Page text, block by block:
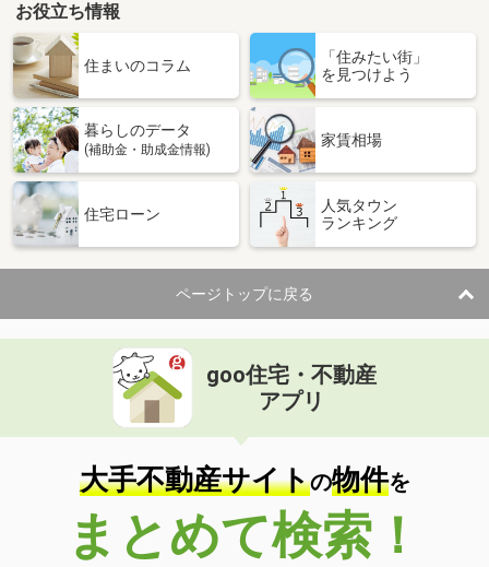
お役立ち情報
住まいのコラム
「住みたい街」
を見つけよう
暮らしのデータ
(補助金・助成金情報)
家賃相場
住宅ローン
人気タウン
ランキング
ページトップに戻る
goo住宅・不動産
アプリ
大手不動産サイトの物件を
まとめて検索！